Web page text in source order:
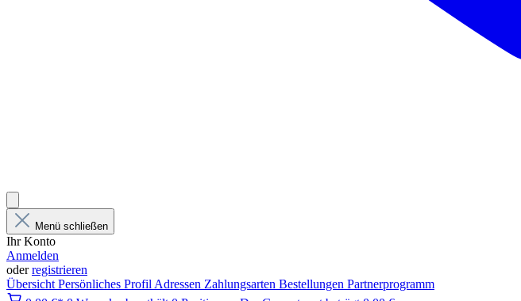
Menü schließen
Ihr Konto
Anmelden
oderregistrieren
Übersicht Persönliches Profil Adressen Zahlungsarten Bestellungen Partnerprogramm